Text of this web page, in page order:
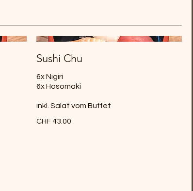
Sushi Chu
6x Nigiri
6x Hosomaki
inkl. Salat vom Buffet
CHF 43.00